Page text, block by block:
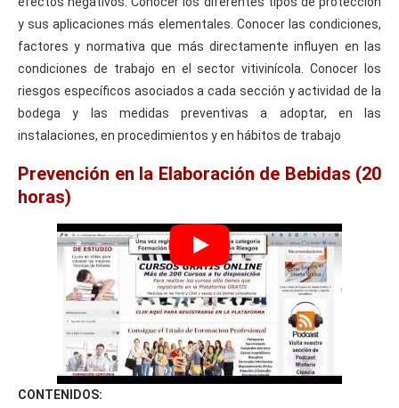
y sus aplicaciones más elementales. Conocer las condiciones,
factores y normativa que más directamente influyen en las
condiciones de trabajo en el sector vitivinícola. Conocer los
riesgos específicos asociados a cada sección y actividad de la
bodega y las medidas preventivas a adoptar, en las
instalaciones, en procedimientos y en hábitos de trabajo
Prevención en la Elaboración de Bebidas (20
horas)
CONTENIDOS: